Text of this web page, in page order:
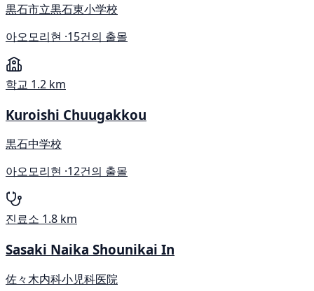
黒石市立黒石東小学校
아오모리현 ·15건의 출몰
학교 1.2 km
Kuroishi Chuugakkou
黒石中学校
아오모리현 ·12건의 출몰
진료소 1.8 km
Sasaki Naika Shounikai In
佐々木内科小児科医院